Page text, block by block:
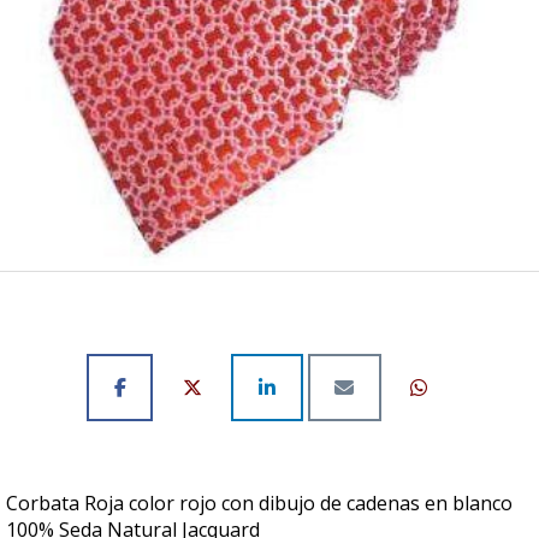
Corbata Roja color rojo con dibujo de cadenas en blanco
100% Seda Natural Jacquard